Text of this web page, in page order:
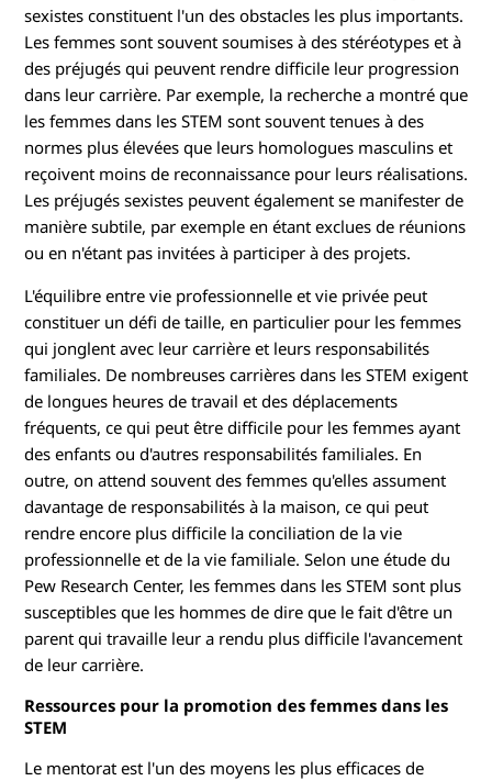
sexistes constituent l'un des obstacles les plus importants.
Les femmes sont souvent soumises à des stéréotypes et à
des préjugés qui peuvent rendre difficile leur progression
dans leur carrière. Par exemple, la recherche a montré que
les femmes dans les STEM sont souvent tenues à des
normes plus élevées que leurs homologues masculins et
reçoivent moins de reconnaissance pour leurs réalisations.
Les préjugés sexistes peuvent également se manifester de
manière subtile, par exemple en étant exclues de réunions
ou en n'étant pas invitées à participer à des projets.
L'équilibre entre vie professionnelle et vie privée peut
constituer un défi de taille, en particulier pour les femmes
qui jonglent avec leur carrière et leurs responsabilités
familiales. De nombreuses carrières dans les STEM exigent
de longues heures de travail et des déplacements
fréquents, ce qui peut être difficile pour les femmes ayant
des enfants ou d'autres responsabilités familiales. En
outre, on attend souvent des femmes qu'elles assument
davantage de responsabilités à la maison, ce qui peut
rendre encore plus difficile la conciliation de la vie
professionnelle et de la vie familiale. Selon une étude du
Pew Research Center, les femmes dans les STEM sont plus
susceptibles que les hommes de dire que le fait d'être un
parent qui travaille leur a rendu plus difficile l'avancement
de leur carrière.
Ressources pour la promotion des femmes dans les
STEM
Le mentorat est l'un des moyens les plus efficaces de